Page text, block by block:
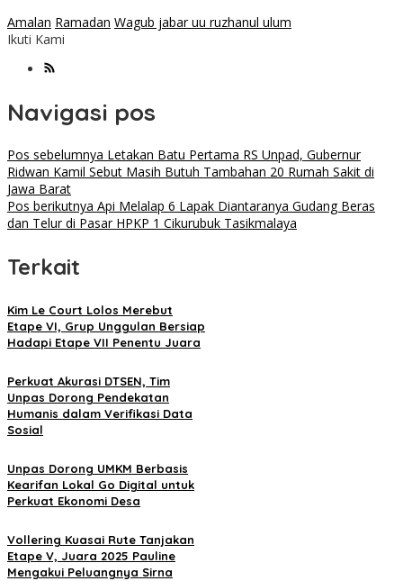
Amalan Ramadan Wagub jabar uu ruzhanul ulum
Ikuti Kami
Navigasi pos
Pos sebelumnya Letakan Batu Pertama RS Unpad, Gubernur
Ridwan Kamil Sebut Masih Butuh Tambahan 20 Rumah Sakit di
Jawa Barat
Pos berikutnya Api Melalap 6 Lapak Diantaranya Gudang Beras
dan Telur di Pasar HPKP 1 Cikurubuk Tasikmalaya
Terkait
Kim Le Court Lolos Merebut
Etape VI, Grup Unggulan Bersiap
Hadapi Etape VII Penentu Juara
Perkuat Akurasi DTSEN, Tim
Unpas Dorong Pendekatan
Humanis dalam Verifikasi Data
Sosial
Unpas Dorong UMKM Berbasis
Kearifan Lokal Go Digital untuk
Perkuat Ekonomi Desa
Vollering Kuasai Rute Tanjakan
Etape V, Juara 2025 Pauline
Mengakui Peluangnya Sirna